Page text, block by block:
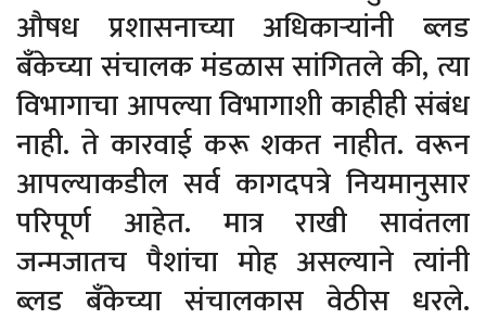
औषध प्रशासनाच्या अधिकाऱ्यांनी ब्लड
बँकेच्या संचालक मंडळास सांगितले की, त्या
विभागाचा आपल्या विभागाशी काहीही संबंध
नाही. ते कारवाई करू शकत नाहीत. वरून
आपल्याकडील सर्व कागदपत्रे नियमानुसार
परिपूर्ण आहेत. मात्र राखी सावंतला
जन्मजातच पैशांचा मोह असल्याने त्यांनी
ब्लड बँकेच्या संचालकास वेठीस धरले.